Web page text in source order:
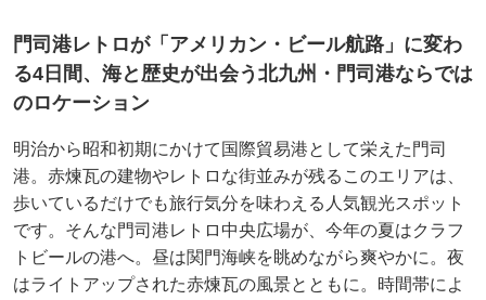
門司港レトロが「アメリカン・ビール航路」に変わ
る4日間、海と歴史が出会う北九州・門司港ならでは
のロケーション
明治から昭和初期にかけて国際貿易港として栄えた門司
港。赤煉瓦の建物やレトロな街並みが残るこのエリアは、
歩いているだけでも旅行気分を味わえる人気観光スポット
です。そんな門司港レトロ中央広場が、今年の夏はクラフ
トビールの港へ。昼は関門海峡を眺めながら爽やかに。夜
はライトアップされた赤煉瓦の風景とともに。時間帯によ